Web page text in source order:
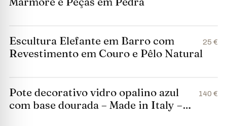
Escultura Elefante em Barro com
Revestimento em Couro e Pêlo Natural
25 €
Pote decorativo vidro opalino azul
com base dourada – Made in Italy –
140 €